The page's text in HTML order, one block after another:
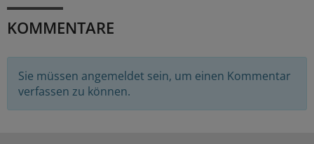
KOMMENTARE
Sie müssen angemeldet sein, um einen Kommentar
verfassen zu können.